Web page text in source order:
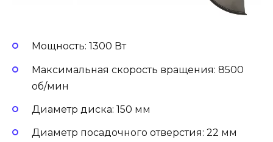
Мощность: 1300 Вт
Максимальная скорость вращения: 8500
об/мин
Диаметр диска: 150 мм
Диаметр посадочного отверстия: 22 мм